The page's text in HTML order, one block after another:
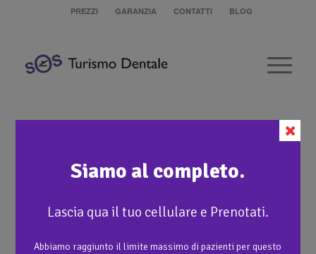
PREZZI GARANZIA CONTATTI BLOG
integraleSiamo al completo.
Lascia qua il tuo cellulare e Prenotati.
Abbiamo raggiunto il limite massimo di pazienti per questo